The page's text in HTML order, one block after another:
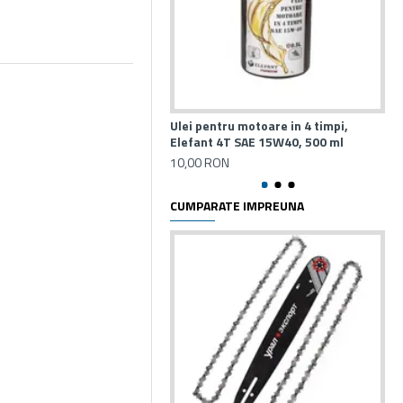
Ulei pentru motoare in 4 timpi,
Elefant 4T SAE 15W40, 500 ml
10,00 RON
CUMPARATE IMPREUNA